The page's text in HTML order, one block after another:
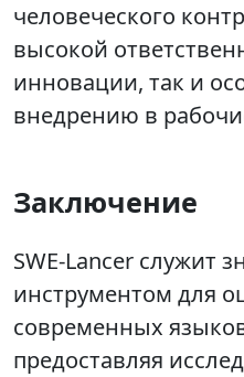
человеческого
высокой
инновации, так и
внедрению в
Заключение
SWE-Lancer служит
инструментом для
современных
предоставляя